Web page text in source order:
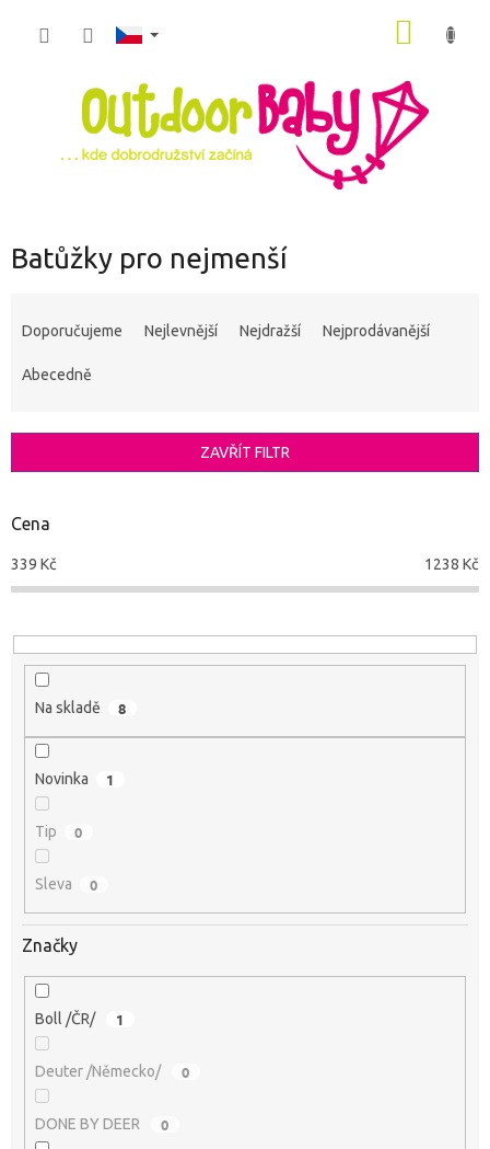
Batůžky pro nejmenší
r
d
k
t
Doporučujeme Nejlevnější Nejdražší Nejprodávanější
Abecedně
ZAVŘÍT FILTR
Cena
339 Kč 1238 Kč
Na skladě 8
Novinka 1
Tip 0
Sleva 0
Značky
Boll /ČR/ 1
Deuter /Německo/ 0
DONE BY DEER 0